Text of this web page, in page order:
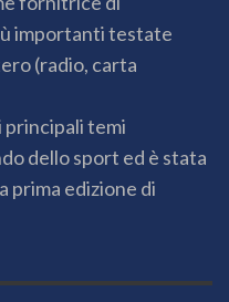
importanti testate
(radio, carta
temi
dello sport ed è stata
prima edizione di